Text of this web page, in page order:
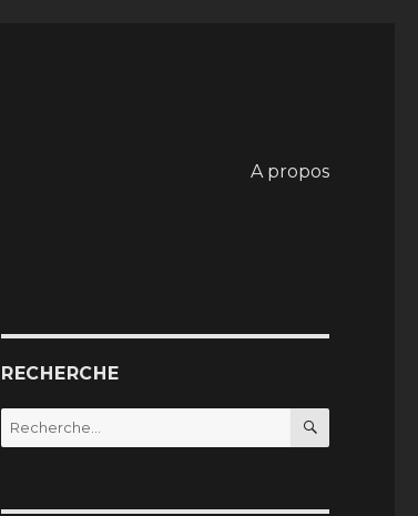
A propos
RECHERCHE
Recherche
pour